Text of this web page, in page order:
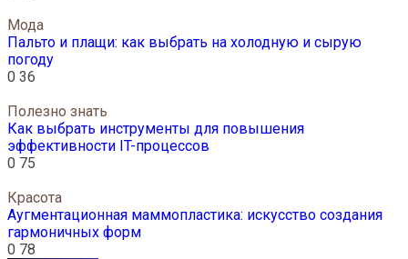
Мода
Пальто и плащи: как выбрать на холодную и сырую
погоду
0 36
Полезно знать
Как выбрать инструменты для повышения
эффективности IT-процессов
0 75
Красота
Аугментационная маммопластика: искусство создания
гармоничных форм
0 78